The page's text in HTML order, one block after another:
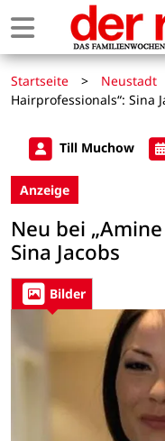
Startseite > Neustadt
Hairprofessionals“: Sina
Till Muchow
Anzeige
Neu bei
Sina Jacobs
Bilder